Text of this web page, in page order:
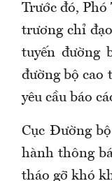
Trước đó,
trương chỉ
tuyến đường
đường bộ cao
yêu cầu báo
Cục Đường
hành thông
tháo gỡ khó